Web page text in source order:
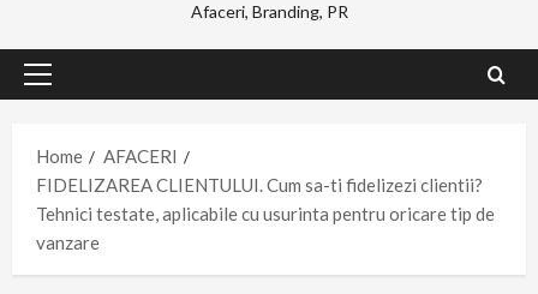
Afaceri, Branding, PR
Primary
Home
AFACERI
FIDELIZAREA CLIENTULUI. Cum sa-ti fidelizezi clientii?
Tehnici testate, aplicabile cu usurinta pentru oricare tip de
vanzare